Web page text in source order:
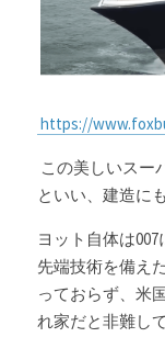
https://
といい、建造に
ヨット自体は
先端技術を備え
っておらず、米
れ家だと非難し